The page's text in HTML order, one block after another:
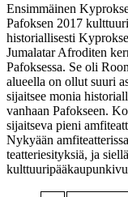
Ensimmäinen
Pafoksen 2017
historiallisesti
Jumalatar Afroditen
Pafoksessa. Se oli
alueella on ollut suuri
sijaitsee monia
vanhaan Pafokseen.
sijaitseva pieni
Nykyään
teatteriesityksiä, ja